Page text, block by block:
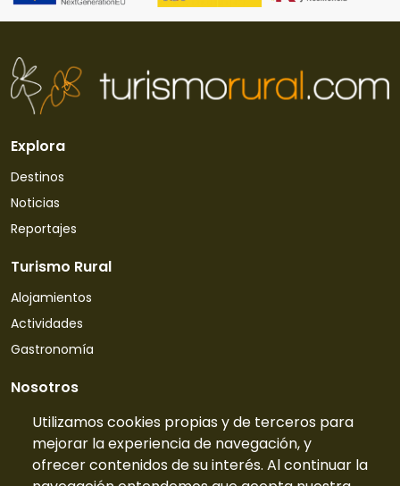
Utilizamos cookies propias y de terceros para
mejorar la experiencia de navegación, y
ofrecer contenidos de su interés. Al continuar la
Explora
Destinos
Noticias
Reportajes
Turismo Rural
Alojamientos
Actividades
Gastronomía
Nosotros
Quiénes somos
Contacto
Tarifas